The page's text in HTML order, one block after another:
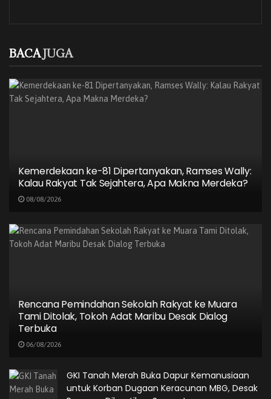
Makna Merdeka?
Rencana Pemindahan Sekolah Rakyat ke
untuk Korban Dugaan Keracunan MBG,
Desak Program Dihentikan Sementara
Anak Keracunan, Dapur MBG Wajib Ditutup!
Gubernur John menjelaskan bahwa acara ini merupakan
wujud syukur bersama masyarakat Papua Pegunungan
memohon doa dan dukungan dari seluruh pihak dalam
menjalankan kepemimpinan mereka. “Kami memulai
BACAJUGA
Kemerdekaan ke-81 Dipertanyakan, Ramses Wally:
Kalau Rakyat Tak Sejahtera, Apa Makna Merdeka?
08/08/2026
Rencana Pemindahan Sekolah Rakyat ke Muara
Tami Ditolak, Tokoh Adat Maribu Desak Dialog
Terbuka
06/08/2026
GKI Tanah Merah Buka Dapur Kemanusiaan
untuk Korban Dugaan Keracunan MBG, Desak